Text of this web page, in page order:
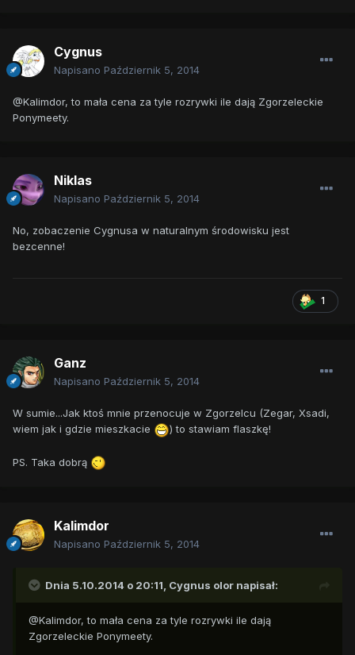
Cygnus
Napisano Październik 5, 2014
@Kalimdor, to mała cena za tyle rozrywki ile dają Zgorzeleckie
Ponymeety.
Niklas
Napisano Październik 5, 2014
No, zobaczenie Cygnusa w naturalnym środowisku jest
bezcenne!
1
Ganz
Napisano Październik 5, 2014
W sumie...Jak ktoś mnie przenocuje w Zgorzelcu (Zegar, Xsadi,
wiem jak i gdzie mieszkacie
) to stawiam flaszkę!
PS. Taka dobrą
Kalimdor
Napisano Październik 5, 2014
Dnia 5.10.2014 o 20:11, Cygnus olor napisał:
@Kalimdor, to mała cena za tyle rozrywki ile dają
Zgorzeleckie Ponymeety.